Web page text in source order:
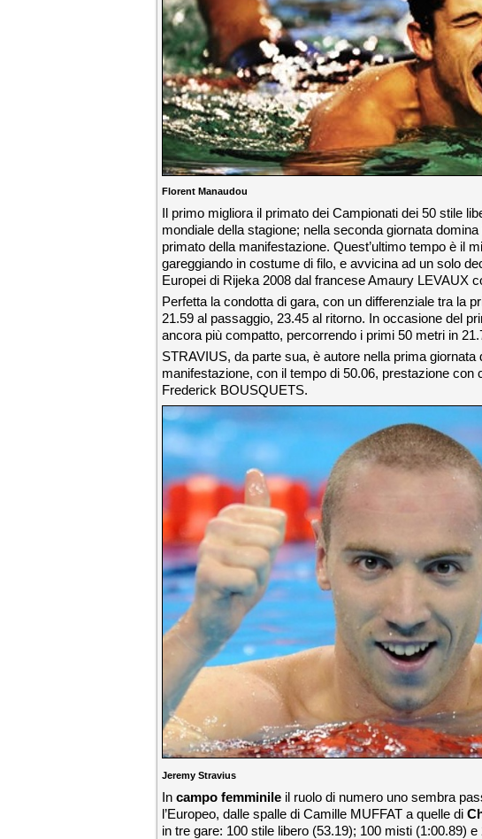
Florent Manaudou
Il primo migliora il primato dei Campionati dei 50 stile
mondiale della stagione; nella seconda giornata
primato della manifestazione. Quest’ultimo tempo è il
gareggiando in costume di filo, e avvicina ad un solo
Europei di Rijeka 2008 dal francese Amaury LEVAUX
Perfetta la condotta di gara, con un differenziale tra la
21.59 al passaggio, 23.45 al ritorno. In occasione del
ancora più compatto, percorrendo i primi 50 metri in
STRAVIUS, da parte sua, è autore nella prima
manifestazione, con il tempo di 50.06, prestazione
Frederick BOUSQUETS.
Jeremy Stravius
In campo femminile il ruolo di numero uno sembra
l’Europeo, dalle spalle di Camille MUFFAT a quelle di
in tre gare: 100 stile libero (53.19); 100 misti (1:00.89)